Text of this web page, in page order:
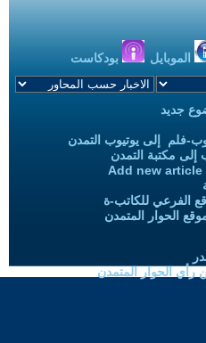
الموبايل بودكاست
جديد
فلم إلى يوتيوب التمدن
إلى مكتبة التمدن
Add new article
الفرعي للكاتب-ة
الحوار المتمدن
رأي الحوار المتمدن